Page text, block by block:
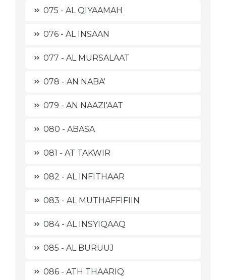
075 - AL QIYAAMAH
076 - AL INSAAN
077 - AL MURSALAAT
078 - AN NABA'
079 - AN NAAZI'AAT
080 - ABASA
081 - AT TAKWIR
082 - AL INFITHAAR
083 - AL MUTHAFFIFIIN
084 - AL INSYIQAAQ
085 - AL BURUUJ
086 - ATH THAARIQ